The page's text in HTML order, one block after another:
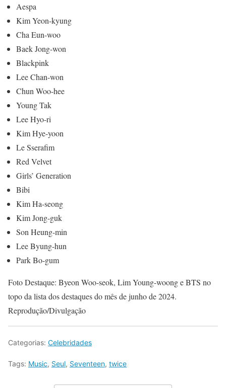
Aespa
Kim Yeon-kyung
Cha Eun-woo
Baek Jong-won
Blackpink
Lee Chan-won
Chun Woo-hee
Young Tak
Lee Hyo-ri
Kim Hye-yoon
Le Sserafim
Red Velvet
Girls’ Generation
Bibi
Kim Ha-seong
Kim Jong-guk
Son Heung-min
Lee Byung-hun
Park Bo-gum
Foto Destaque: Byeon Woo-seok, Lim Young-woong e BTS no
topo da lista dos destaques do mês de junho de 2024.
Reprodução/Divulgação
Categorias: Celebridades
Tags: Music, Seul, Seventeen, twice